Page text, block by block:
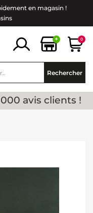
en magasin !
+ 0
Rechercher
000 avis clients !